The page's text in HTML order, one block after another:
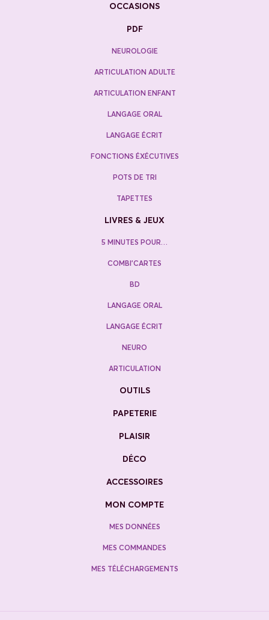
OCCASIONS
PDF
NEUROLOGIE
ARTICULATION ADULTE
ARTICULATION ENFANT
LANGAGE ORAL
LANGAGE ÉCRIT
FONCTIONS ÉXÉCUTIVES
POTS DE TRI
TAPETTES
LIVRES & JEUX
5 MINUTES POUR…
COMBI’CARTES
BD
LANGAGE ORAL
LANGAGE ÉCRIT
NEURO
ARTICULATION
OUTILS
PAPETERIE
PLAISIR
DÉCO
ACCESSOIRES
MON COMPTE
MES DONNÉES
MES COMMANDES
MES TÉLÉCHARGEMENTS